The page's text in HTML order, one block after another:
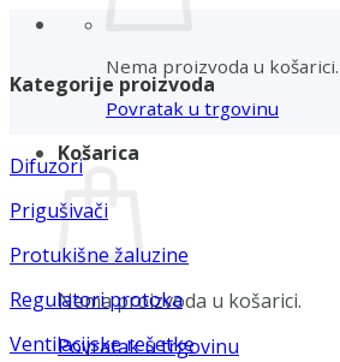
Nema proizvoda u košarici.
Povratak u trgovinu
Košarica
Nema proizvoda u košarici.
Povratak u trgovinu
Kategorije proizvoda
Difuzori
Prigušivači
Protukišne žaluzine
Regulatori protoka
Ventilacijske rešetke